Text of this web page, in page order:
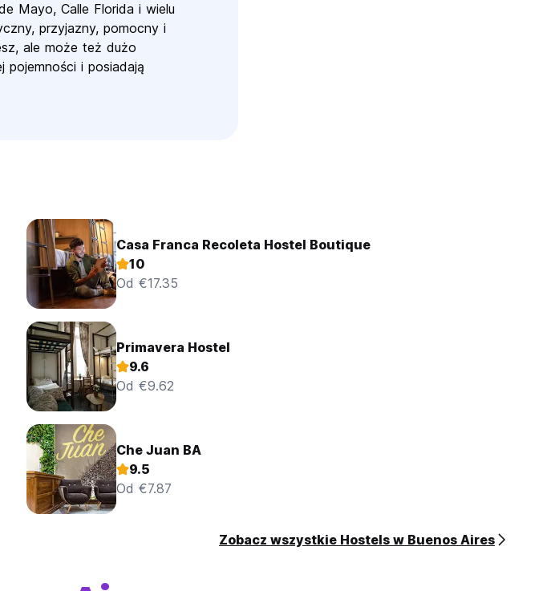
Mayo, Calle Florida i wielu
przyjazny, pomocny i
ale może też dużo
pojemności i posiadają
Casa Franca Recoleta Hostel Boutique
10
Od €17.35
Primavera Hostel
9.6
Od €9.62
Che Juan BA
9.5
Od €7.87
Zobacz wszystkie Hostels w Buenos Aires